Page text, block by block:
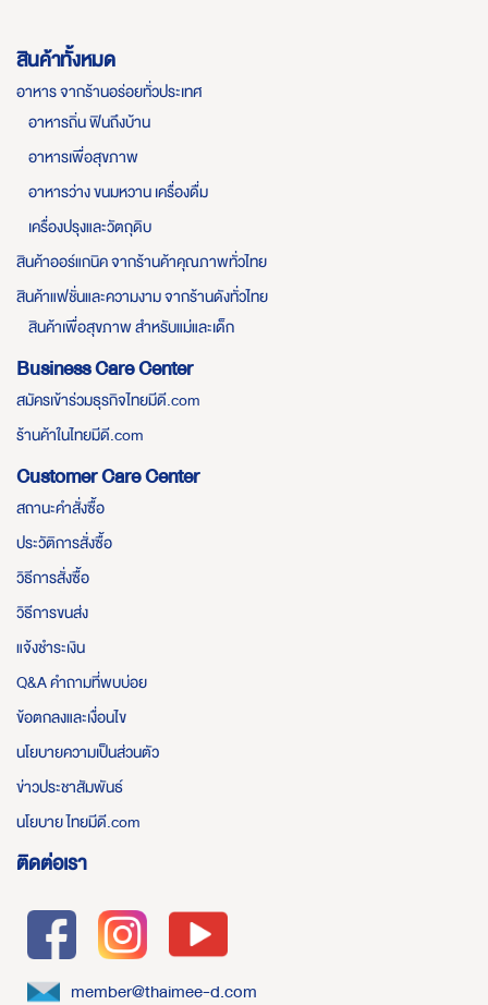
สินค้าทั้งหมด
อาหาร จากร้านอร่อยทั่วประเทศ
อาหารถิ่น ฟินถึงบ้าน
อาหารเพื่อสุขภาพ
อาหารว่าง ขนมหวาน เครื่องดื่ม
เครื่องปรุงและวัตถุดิบ
สินค้าออร์แกนิค จากร้านค้าคุณภาพทั่วไทย
สินค้าแฟชั่นและความงาม จากร้านดังทั่วไทย
สินค้าเพื่อสุขภาพ สำหรับแม่และเด็ก
Business Care Center
สมัครเข้าร่วมธุรกิจไทยมีดี.com
ร้านค้าในไทยมีดี.com
Customer Care Center
สถานะคำสั่งซื้อ
ประวัติการสั่งซื้อ
วิธีการสั่งซื้อ
วิธีการขนส่ง
แจ้งชำระเงิน
Q&A คำถามที่พบบ่อย
ข้อตกลงและเงื่อนไข
นโยบายความเป็นส่วนตัว
ข่าวประชาสัมพันธ์
นโยบาย ไทยมีดี.com
ติดต่อเรา
member@thaimee-d.com